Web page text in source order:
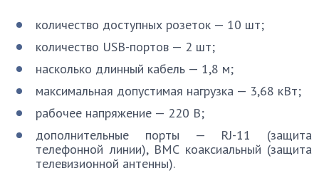
количество доступных розеток — 10 шт;
количество USB-портов — 2 шт;
насколько длинный кабель — 1,8 м;
максимальная допустимая нагрузка — 3,68 кВт;
рабочее напряжение — 220 В;
дополнительные порты — RJ-11 (защита
телефонной линии), BMC коаксиальный (защита
телевизионной антенны).